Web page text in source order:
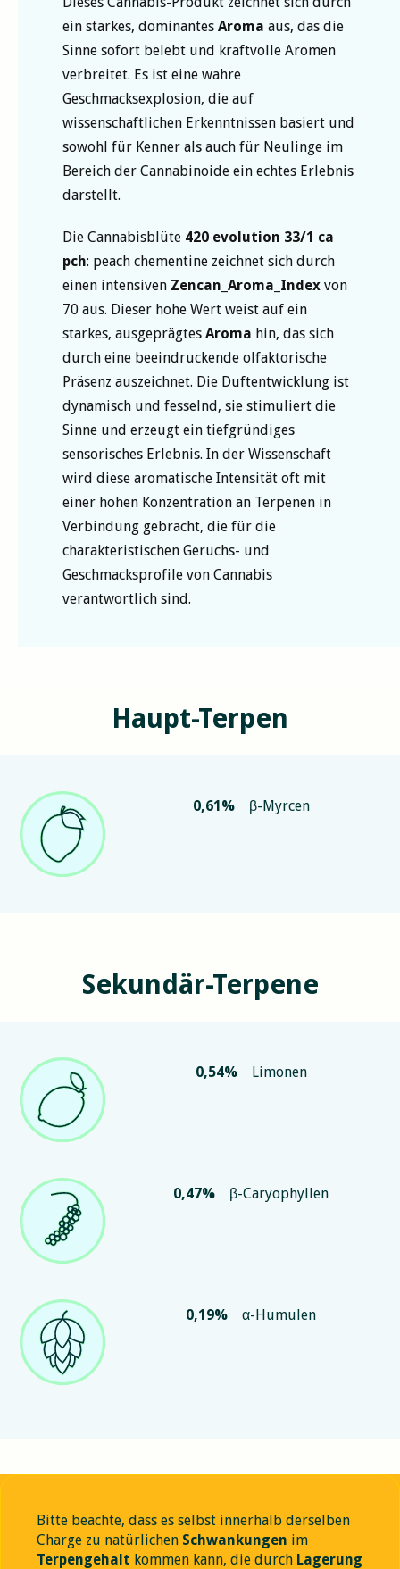
ein starkes, dominantes Aroma aus, das die
Sinne sofort belebt und kraftvolle Aromen
verbreitet. Es ist eine wahre
Geschmacksexplosion, die auf
wissenschaftlichen Erkenntnissen basiert und
sowohl für Kenner als auch für Neulinge im
Bereich der Cannabinoide ein echtes Erlebnis
darstellt.
Die Cannabisblüte 420 evolution 33/1 ca
pch: peach chementine zeichnet sich durch
einen intensiven Zencan_Aroma_Index von
70 aus. Dieser hohe Wert weist auf ein
starkes, ausgeprägtes Aroma hin, das sich
durch eine beeindruckende olfaktorische
Präsenz auszeichnet. Die Duftentwicklung ist
dynamisch und fesselnd, sie stimuliert die
Sinne und erzeugt ein tiefgründiges
sensorisches Erlebnis. In der Wissenschaft
wird diese aromatische Intensität oft mit
einer hohen Konzentration an Terpenen in
Verbindung gebracht, die für die
charakteristischen Geruchs- und
Geschmacksprofile von Cannabis
verantwortlich sind.
Haupt-Terpen
0,61 % β-Myrcen
Sekundär-Terpene
0,54% Limonen
0,47% β-Caryophyllen
0,19% α-Humulen
Bitte beachte, dass es selbst innerhalb derselben
Charge zu natürlichen Schwankungen im
Terpengehalt kommen kann, die durch Lagerung